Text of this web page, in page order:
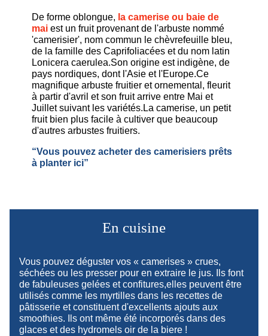
De forme oblongue, la camerise ou baie de
mai est un fruit provenant de l'arbuste nommé
'camerisier', nom commun le chèvrefeuille bleu,
de la famille des Caprifoliacées et du nom latin
Lonicera caerulea.Son origine est indigène, de
pays nordiques, dont l'Asie et l'Europe.Ce
magnifique arbuste fruitier et ornemental, fleurit
à partir d'avril et son fruit arrive entre Mai et
Juillet suivant les variétés.La camerise, un petit
fruit bien plus facile à cultiver que beaucoup
d'autres arbustes fruitiers.
“Vous pouvez acheter des camerisiers prêts
à planter ici”
En cuisine
Vous pouvez déguster vos « camerises » crues,
séchées ou les presser pour en extraire le jus. Ils font
de fabuleuses gelées et confitures,elles peuvent être
utilisés comme les myrtilles dans les recettes de
pâtisserie et constituent d'excellents ajouts aux
smoothies. Ils ont même été incorporés dans des
glaces et des hydromels oir de la biere !